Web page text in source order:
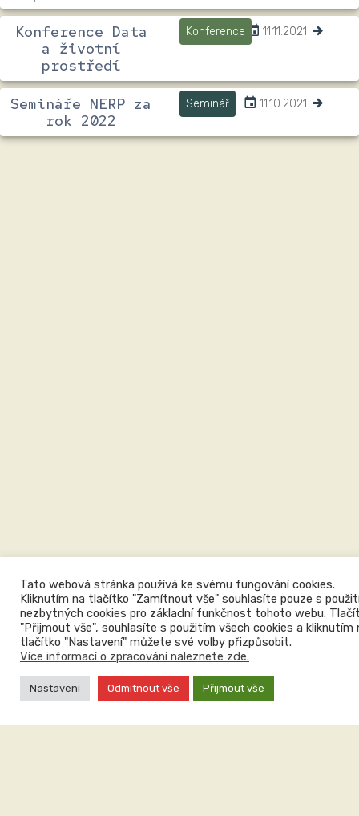
Konference Data
a životní
prostředí
Konference 11.11.2021
Semináře NERP za
rok 2022
Seminář 11.10.2021
ProjektOptimalizace systému řízení příjmu, validace, zpracování a reportingu datových
Tato webová stránka používá ke svému fungování cookies.
Kliknutím na tlačítko "Zamítnout vše" souhlasíte pouze s
nezbytných cookies pro základní funkčnost tohoto webu.
"Přijmout vše", souhlasíte s použitím všech cookies a kliknutím
tlačítko "Nastavení" můžete své volby přizpůsobit.
Více informací o zpracování naleznete zde.
Nastavení Odmítnout vše Přijmout vše